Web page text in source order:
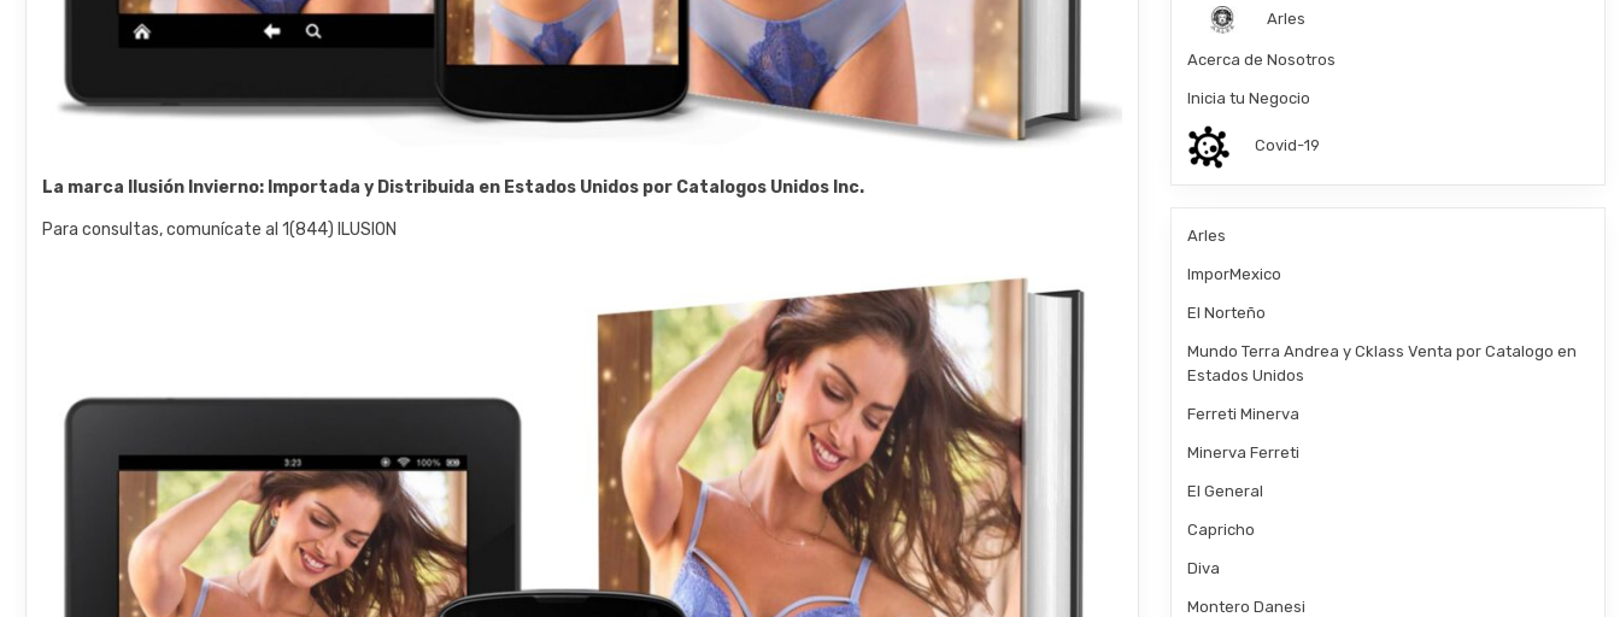
La marca Ilusión Invierno: Importada y Distribuida en Estados Unidos por Catalogos Unidos Inc.
Para consultas, comunícate al 1(844) ILUSION
Arles
Acerca de Nosotros
Inicia tu Negocio
Covid-19
Arles
ImporMexico
El Norteño
Mundo Terra Andrea y Cklass Venta por Catalogo en
Estados Unidos
Ferreti Minerva
Minerva Ferreti
El General
Capricho
Diva
Montero Danesi